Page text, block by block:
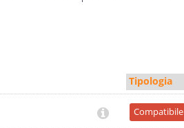
Compatibile